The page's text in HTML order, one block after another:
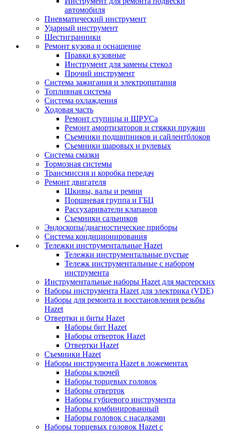
автомобиля
Пневматический инструмент
Ударный инструмент
Шестигранники
Ремонт кузова и оснащение
Правки кузовные
Инструмент для замены стекол
Прочий инструмент
Система зажигания и электропитания
Топливная система
Система охлаждения
Ходовая часть
Ремонт ступицы и ШРУСа
Ремонт амортизаторов и стяжки пружин
Съемники подшипников и сайлентблоков
Съемники шаровых и рулевых
Система смазки
Тормозная системы
Трансмиссия и коробка передач
Ремонт двигателя
Шкивы, валы и ремни
Поршневая группа и ГБЦ
Рассухариватели клапанов
Съемники сальников
Эндоскопы/диагностические приборы
Система кондиционирования
Тележки инструментальные Hazet
Тележки инструментальные пустые
Тележк инструментальные с набором
инструмента
Инструментальные наборы Hazet для мастерских
Наборы инструмента Hazet для электрика (VDE)
Наборы для ремонта и восстановления резьбы
Hazet
Отвертки и биты Hazet
Наборы бит Hazet
Наборы отверток Hazet
Отвертки Hazet
Съемники Hazet
Наборы инструмента Hazet в ложементах
Наборы ключей
Наборы торцевых головок
Наборы отверток
Наборы губцевого инструмента
Наборы комбинированный
Наборы головок с насадками
Наборы торцевых головок Hazet с